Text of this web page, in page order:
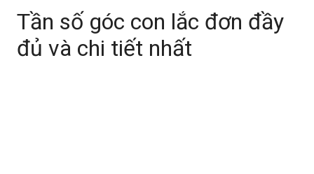
Tần số góc con lắc đơn đầy
đủ và chi tiết nhất